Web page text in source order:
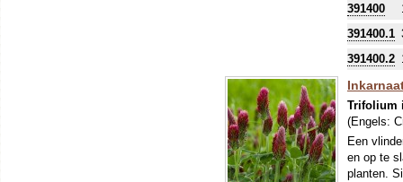
sommige
391400
391400.1
391400.2
Trifolium
(Engels:
Een
en op te
planten.